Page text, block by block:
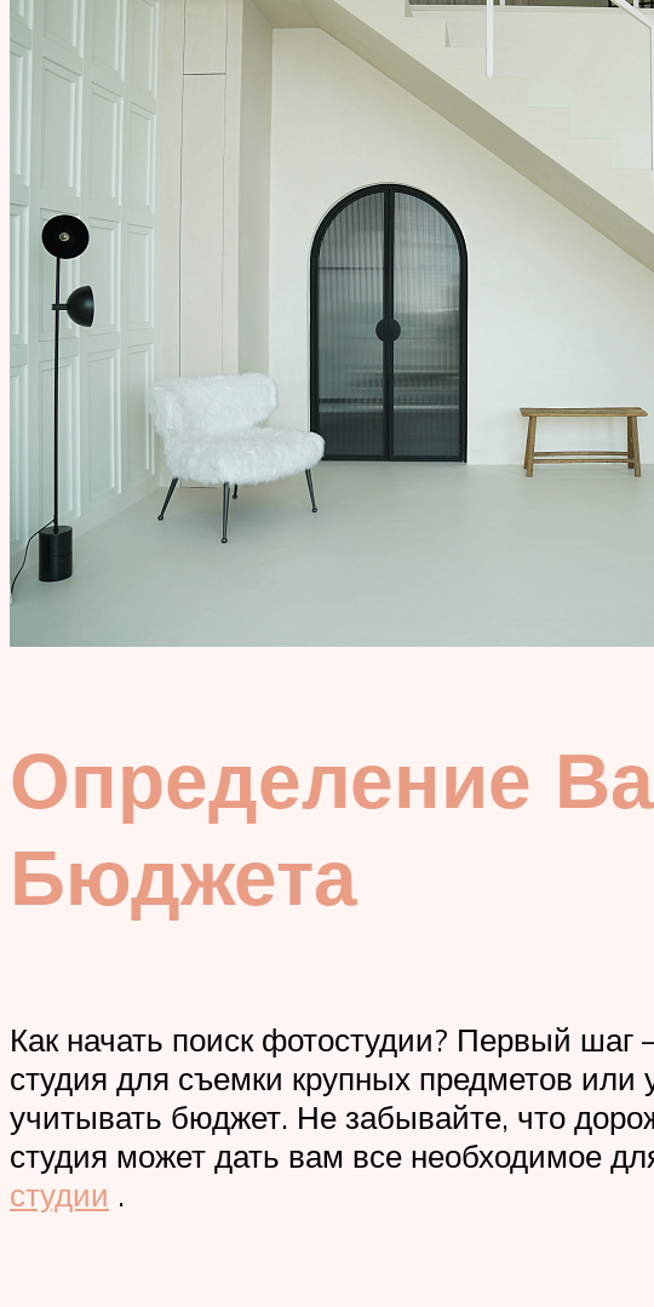
Определение
Бюджета
Как начать поиск фотостудии? Первый
студия для съемки крупных предметов
учитывать бюджет. Не забывайте, что
студия может дать вам все необходимое
студии .